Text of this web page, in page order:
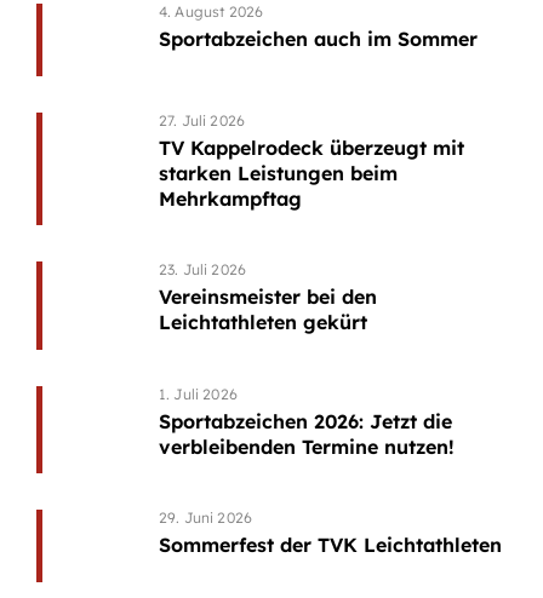
4. August 2026
Sportabzeichen auch im Sommer
27. Juli 2026
TV Kappelrodeck überzeugt mit
starken Leistungen beim
Mehrkampftag
23. Juli 2026
Vereinsmeister bei den
Leichtathleten gekürt
1. Juli 2026
Sportabzeichen 2026: Jetzt die
verbleibenden Termine nutzen!
29. Juni 2026
Sommerfest der TVK Leichtathleten